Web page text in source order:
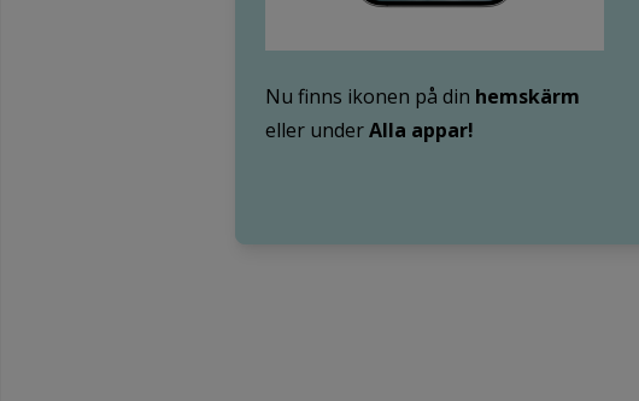
Nu finns ikonen på din hemskärm
eller underAlla appar!